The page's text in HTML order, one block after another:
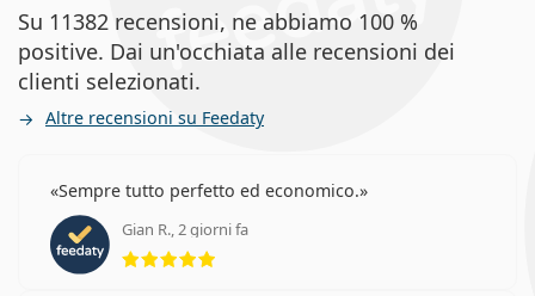
Su 11382 recensioni, ne abbiamo 100 %
positive. Dai un'occhiata alle recensioni dei
clienti selezionati.
Altre recensioni su Feedaty
Sempre tutto perfetto ed economico.
Gian R., 2 giorni fa